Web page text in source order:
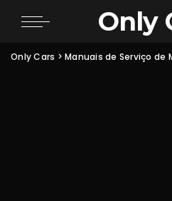
Only
Only Cars >Manuais de Serviço de